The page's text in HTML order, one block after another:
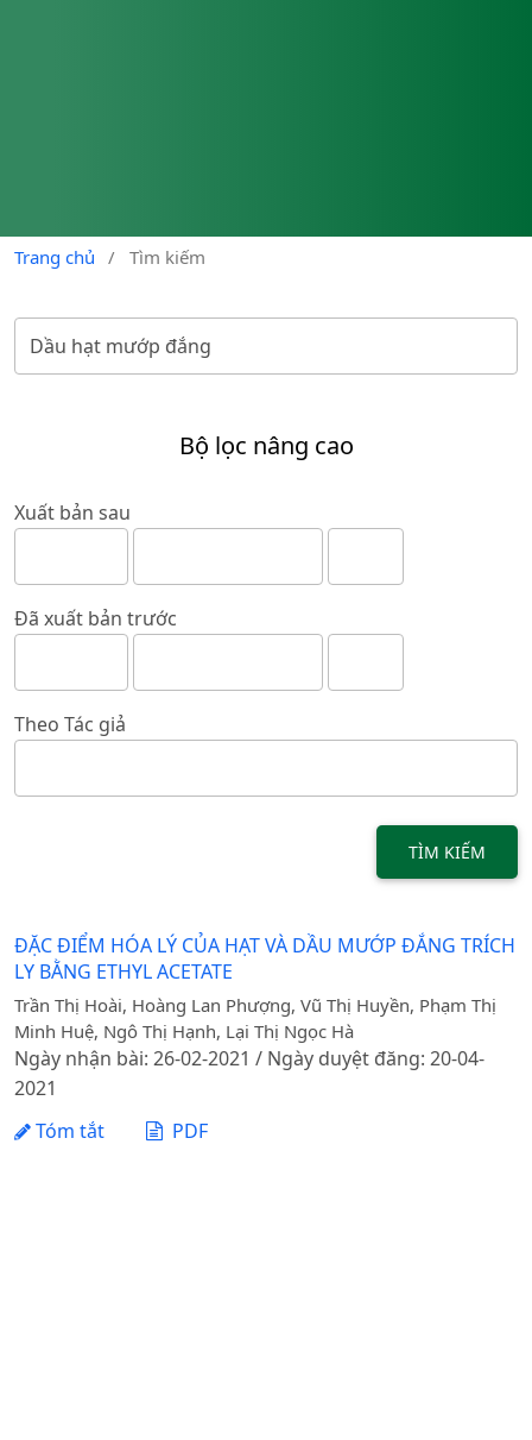
Trang chủ / Tìm kiếm
Bộ lọc nâng cao
Xuất bản sau
Đã xuất bản trước
Theo Tác giả
TÌM KIẾM
ĐẶC ĐIỂM HÓA LÝ CỦA HẠT VÀ DẦU MƯỚP ĐẮNG TRÍCH
LY BẰNG ETHYL ACETATE
Trần Thị Hoài, Hoàng Lan Phượng, Vũ Thị Huyền, Phạm Thị
Minh Huệ, Ngô Thị Hạnh, Lại Thị Ngọc Hà
Ngày nhận bài: 26-02-2021 / Ngày duyệt đăng: 20-04-
2021
Tóm tắt
PDF